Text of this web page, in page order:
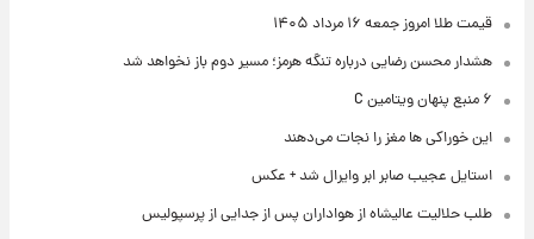
قیمت طلا امروز جمعه ۱۶ مرداد ۱۴۰۵
هشدار محسن رضایی درباره تنگه هرمز؛ مسیر دوم باز نخواهد شد
۶ منبع پنهان ویتامین C
این خوراکی ها مغز را نجات می‌دهند
استایل عجیب صابر ابر وایرال شد + عکس
طلب حلالیت عالیشاه از هواداران پس از جدایی از پرسپولیس